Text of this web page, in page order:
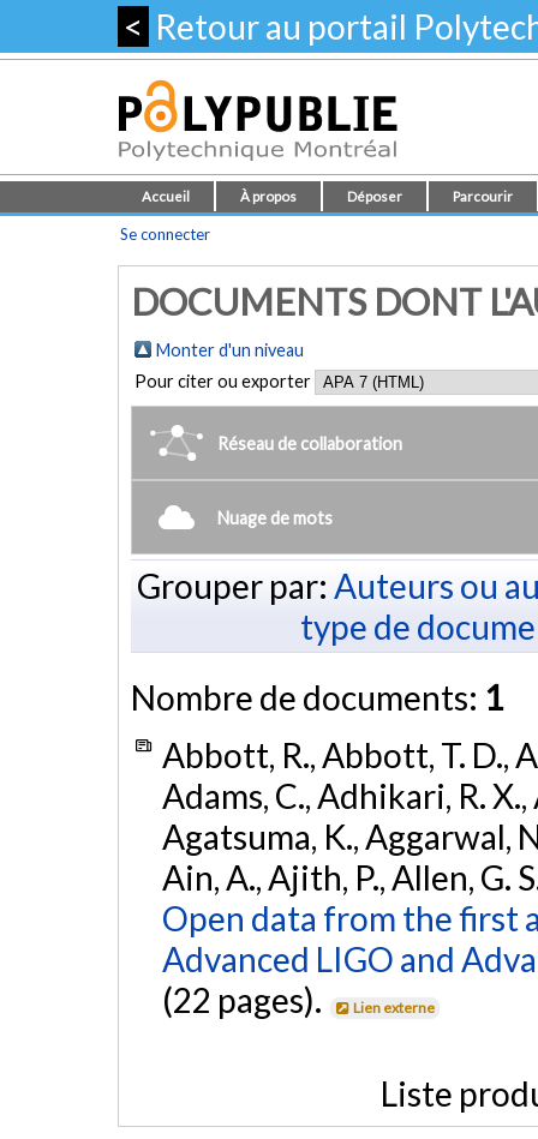
< Retour au portail
Accueil À propos Déposer Parcourir
Se connecter
DOCUMENTS DONT
Monter d'un niveau
Pour citer ou exporter
Réseau de collaboration
Nuage de mots
Grouper par: Auteurs ou
type de
Nombre de documents: 1
Abbott, R., Abbott, T. D.,
Adams, C., Adhikari, R.
Agatsuma, K., Aggarwal,
Ain, A., Ajith, P., Allen, G.
Open data from the first
Advanced LIGO and
(22 pages).
Lien externe
Liste